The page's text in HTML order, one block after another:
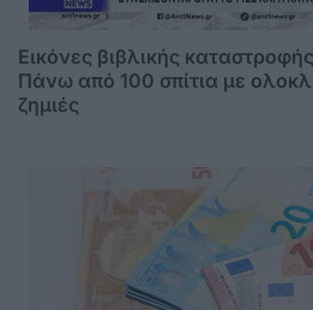
Εικόνες βιβλικής
Πάνω από 100 σπίτια με
ζημιές